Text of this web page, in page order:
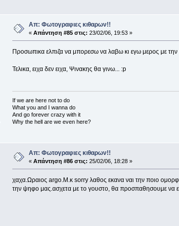
Απ: Φωτογραφιες κιθαρων!!
« Απάντηση #85 στις: 23/02/06, 19:53 »
Προσωπικα ελπιζα να μπορεσω να λαβω κι εγω μερος με
Τελικα, ειχα δεν ειχα, Ψινακης θα γινω... :p
If we are here not to do
What you and I wanna do
And go forever crazy with it
Why the hell are we even here?
Απ: Φωτογραφιες κιθαρων!!
« Απάντηση #86 στις: 25/02/06, 18:28 »
χαχα.Ωραιος argo.Μ.κ sorry λαθος εκανα ναι την ποιο
την ψηφο μας.ασχετα με το γουστο, θα προσπαθησουμε να